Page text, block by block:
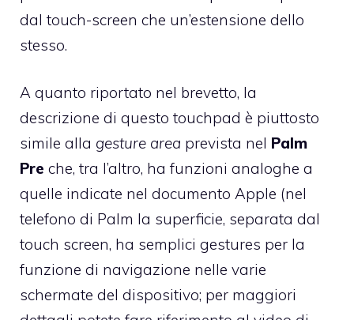
dal touch-screen che un’estensione dello
stesso.
A quanto riportato nel brevetto, la
descrizione di questo touchpad è piuttosto
simile alla gesture area prevista nel Palm
Pre che, tra l’altro, ha funzioni analoghe a
quelle indicate nel documento Apple (nel
telefono di Palm la superficie, separata dal
touch screen, ha semplici gestures per la
funzione di navigazione nelle varie
schermate del dispositivo; per maggiori